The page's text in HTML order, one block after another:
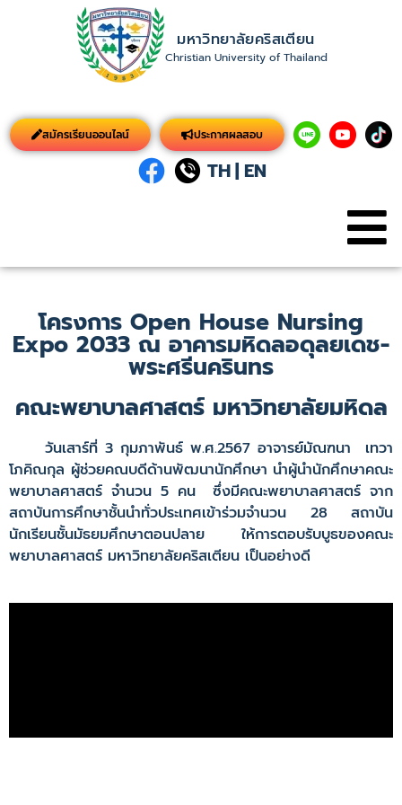
มหาวิทยาลัยคริสเตียน
Christian University of Thailand
สมัครเรียนออนไลน์ ประกาศผลสอบ
TH| EN
โครงการ Open House Nursing
Expo 2033 ณ อาคารมหิดลอดุลยเดช-
พระศรีนครินทร
คณะพยาบาลศาสตร์ มหาวิทยาลัยมหิดล
วันเสาร์ที่ 3 กุมภาพันธ์ พ.ศ.2567 อาจารย์มัณฑนา เทวา
โภคิณกุล ผู้ช่วยคณบดีด้านพัฒนานักศึกษา นำผู้นำนักศึกษาคณะ
พยาบาลศาสตร์ จำนวน 5 คน ซึ่งมีคณะพยาบาลศาสตร์ จาก
สถาบันการศึกษาชั้นนำทั่วประเทศเข้าร่วมจำนวน 28 สถาบัน
นักเรียนชั้นมัธยมศึกษาตอนปลาย ให้การตอบรับบูธของคณะ
พยาบาลศาสตร์ มหาวิทยาลัยคริสเตียน เป็นอย่างดี